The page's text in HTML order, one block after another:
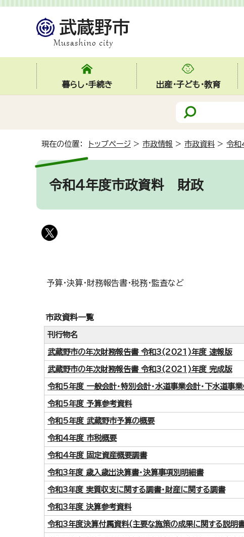
暮らし・手続き 出産・子ども・教育
現在の位置： トップページ > 市政情報 > 市政資料 > 令和
令和4年度市政資料 財政
予算・決算・財務報告書・税務・監査など
市政資料一覧
刊行物名
武蔵野市の年次財務報告書 令和3(2021)年度 速報版
武蔵野市の年次財務報告書 令和3(2021)年度 完成版
令和5年度 一般会計・特別会計・水道事業会計・下水道事
令和5年度 予算参考資料
令和5年度 武蔵野市予算の概要
令和4年度 市税概要
令和4年度 固定資産概要調書
令和3年度 歳入歳出決算書・決算事項別明細書
令和3年度 実質収支に関する調書・財産に関する調書
令和3年度 決算参考資料
令和3年度決算付属資料(主要な施策の成果に関する説明